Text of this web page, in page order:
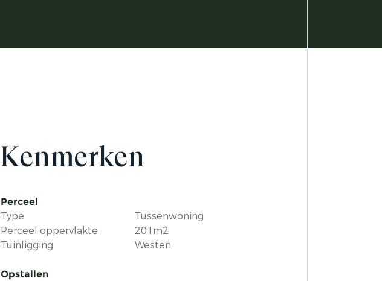
Kenmerken
Perceel
Type
Perceel oppervlakte
Tuinligging
Tussenwoning
201m2
Westen
Opstallen